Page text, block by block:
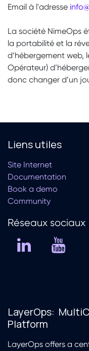
Email à l'adresse
La société NimeOps
la portabilité et la
d’hébergement web,
Opérateur)
donc changer d’un
Liens utiles
Site Internet
Documentation
Book a demo
Community
Réseaux soc​iaux
LayerOps:
Platform
LayerOps offers a